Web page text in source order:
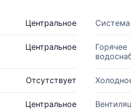
Центральное
Центральное
Горячее
Отсутствует
Центральное